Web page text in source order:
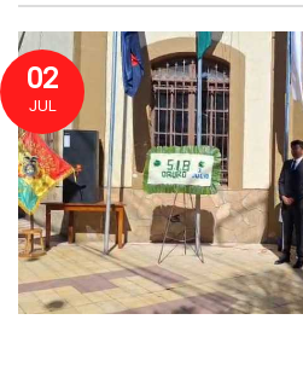
02
JUL